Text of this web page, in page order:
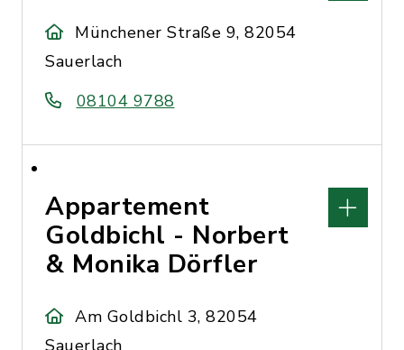
Münchener Straße 9, 82054
Sauerlach
08104 9788
Appartement
Goldbichl - Norbert
& Monika Dörfler
Am Goldbichl 3, 82054
Sauerlach